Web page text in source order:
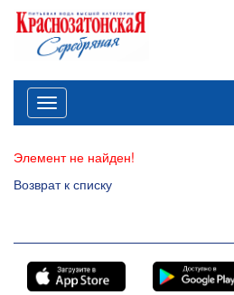
Меню
Элемент не найден!
Возврат к списку